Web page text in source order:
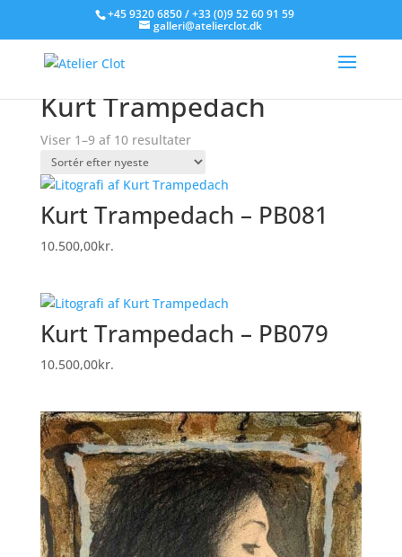
+45 9320 6850 / +33 (0)9 52 60 91 59
galleri@atelierclot.dk
Forside/Litografier til salg
Kurt Trampedach
Viser 1–9 af 10 resultaterSorteret
efter
seneste
Kurt Trampedach – PB081
10.500,00kr.
Kurt Trampedach – PB079
10.500,00kr.